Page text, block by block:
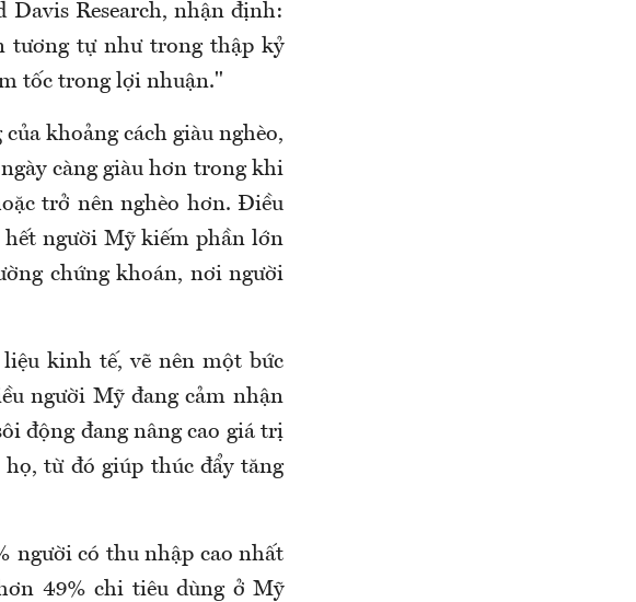
Davis Research, nhận định:
tương tự như trong thập kỷ
tốc trong lợi nhuận."
khoảng cách giàu nghèo,
càng giàu hơn trong khi
trở nên nghèo hơn. Điều
người Mỹ kiếm phần lớn
chứng khoán, nơi người
kinh tế, vẽ nên một bức
người Mỹ đang cảm nhận
động đang nâng cao giá trị
từ đó giúp thúc đẩy tăng
người có thu nhập cao nhất
49% chi tiêu dùng ở Mỹ